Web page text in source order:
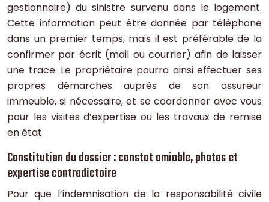
gestionnaire) du sinistre survenu dans le logement.
Cette information peut être donnée par téléphone
dans un premier temps, mais il est préférable de la
confirmer par écrit (mail ou courrier) afin de laisser
une trace. Le propriétaire pourra ainsi effectuer ses
propres démarches auprès de son assureur
immeuble, si nécessaire, et se coordonner avec vous
pour les visites d’expertise ou les travaux de remise
en état.
Constitution du dossier : constat amiable, photos et
expertise contradictoire
Pour que l’indemnisation de la responsabilité civile